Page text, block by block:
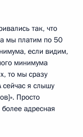
так, что
мы платим по 50
если видим,
минимума
то мы сразу
сейчас я слышу
Просто
более адресная